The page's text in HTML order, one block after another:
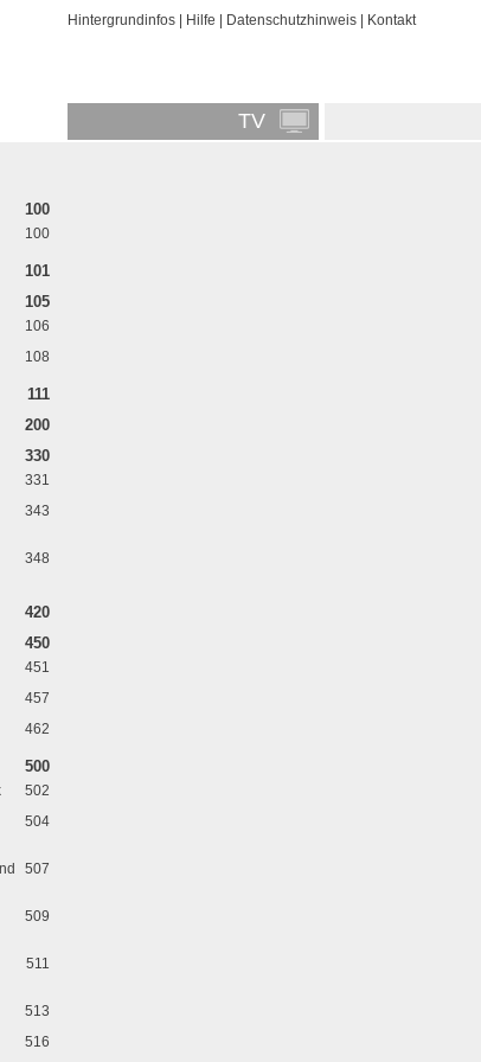
Hintergrundinfos Hilfe Datenschutzhinweis Kontakt
TV
100
100
101
105
106
108
111
200
330
331
343
348
420
450
451
457
462
500
502
504
507
509
511
513
516